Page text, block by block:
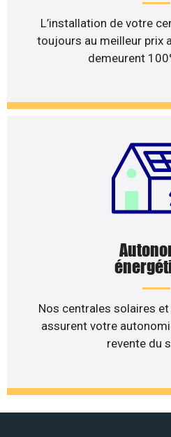
L’installation de votre
toujours au meilleur prix
demeurent
Nos centrales solaires
assurent votre
revente du